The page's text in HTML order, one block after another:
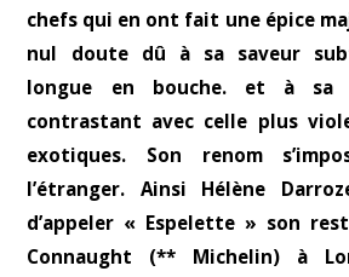
chefs qui en ont fait une épice
nul doute dû à sa saveur
longue en bouche. et à sa
contrastant avec celle plus
exotiques. Son renom
l’étranger. Ainsi Hélène
d’appeler « Espelette » son
Connaught (** Michelin) à